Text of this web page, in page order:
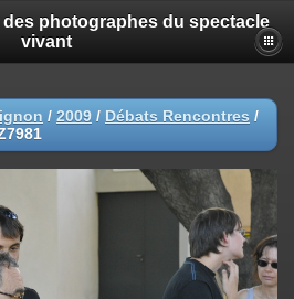
des photographes du spectacle
vivant
/ 2009 / Débats Rencontres /